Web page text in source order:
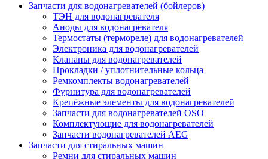
Запчасти для водонагревателей (бойлеров)
ТЭН для водонагревателя
Аноды для водонагревателя
Термостаты (термореле) для водонагревателей
Электроника для водонагревателей
Клапаны для водонагревателей
Прокладки / уплотнительные кольца
Ремкомплекты водонагревателей
Фурнитура для водонагревателей
Крепёжные элементы для водонагревателей
Запчасти для водонагревателей OSO
Комплектующие для водонагревателей
Запчасти водонагревателей AEG
Запчасти для стиральных машин
Ремни для стиральных машин